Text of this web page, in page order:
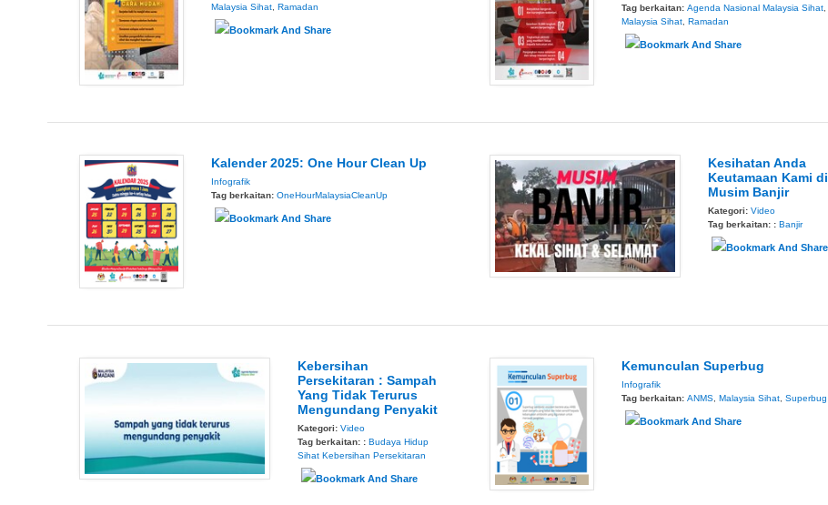
Malaysia Sihat Ramadan
Tag berkaitan:Agenda Nasional Malaysia Sihat
Malaysia Sihat ,Ramadan
Kalender 2025: One Hour Clean Up
Infografik
Tag berkaitan: OneHourMalaysiaCleanUp
Kesihatan Anda
Keutamaan Kami di
Musim Banjir
Kategori:Video
Tag berkaitan: :Banjir
Kebersihan
Persekitaran : Sampah
Yang Tidak Terurus
Mengundang Penyakit
Kategori: Video
Tag berkaitan: : Budaya Hidup
Sihat Kebersihan Persekitaran
Kemunculan Superbug
Infografik
Tag berkaitan:ANMS ,Malaysia Sihat ,Superbug